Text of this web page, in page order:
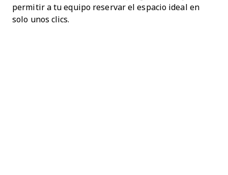
permitir a tu equipo reservar el espacio ideal en
solo unos clics.